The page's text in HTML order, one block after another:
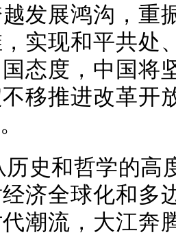
发展鸿沟，重
实现和平共处
态度，中国将
移推进改革开
历史和哲学的高
济全球化和多
潮流，大江奔